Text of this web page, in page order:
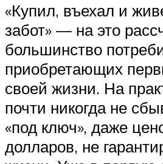
«Купил, въехал и
забот» — на это
большинство
приобретающих
своей жизни. На
почти никогда не
«под ключ», даже
долларов, не